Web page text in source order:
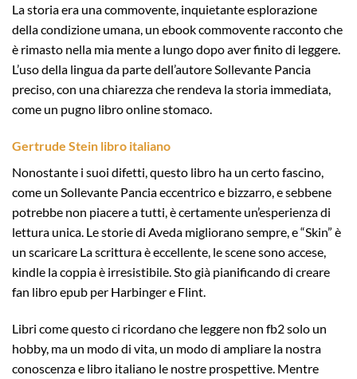
La storia era una commovente, inquietante esplorazione
della condizione umana, un ebook commovente racconto che
è rimasto nella mia mente a lungo dopo aver finito di leggere.
L’uso della lingua da parte dell’autore Sollevante Pancia
preciso, con una chiarezza che rendeva la storia immediata,
come un pugno libro online stomaco.
Gertrude Stein libro italiano
Nonostante i suoi difetti, questo libro ha un certo fascino,
come un Sollevante Pancia eccentrico e bizzarro, e sebbene
potrebbe non piacere a tutti, è certamente un’esperienza di
lettura unica. Le storie di Aveda migliorano sempre, e “Skin” è
un scaricare La scrittura è eccellente, le scene sono accese,
kindle la coppia è irresistibile. Sto già pianificando di creare
fan libro epub per Harbinger e Flint.
Libri come questo ci ricordano che leggere non fb2 solo un
hobby, ma un modo di vita, un modo di ampliare la nostra
conoscenza e libro italiano le nostre prospettive. Mentre